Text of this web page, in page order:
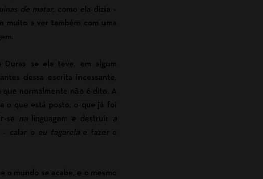
de matar, como ela dizia –
muito a ver também com uma
Duras se ela teve, em algum
dessa escrita incessante,
que normalmente não é dito. A
o que está posto, o que já foi
se
na linguagem e destruir
a
– calar o eu tagarela e fazer o
o mundo se acabe, e o mesmo